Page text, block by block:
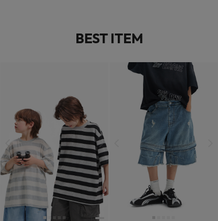
BEST ITEM